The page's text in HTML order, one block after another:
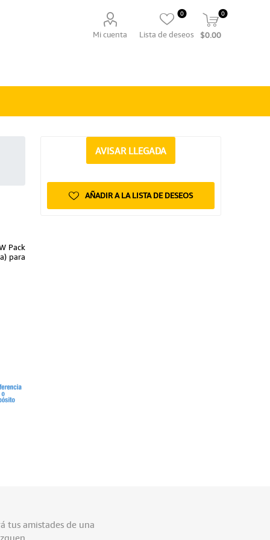
Mi cuenta Lista de deseos
0 0
$0.00
Pack
para
AVISAR LLEGADA
AÑADIR A LA LISTA DE DESEOS
tus amistades de una